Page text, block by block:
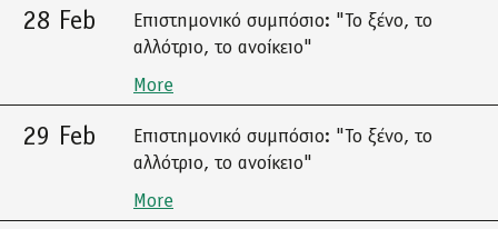
28 Feb
Επιστημονικό συμπόσιο: "Το ξένο, το
αλλότριο, το ανοίκειο"
More
29 Feb
Επιστημονικό συμπόσιο: "Το ξένο, το
αλλότριο, το ανοίκειο"
More